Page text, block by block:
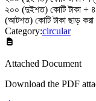
২০০ (দুইশত) কোটি টাকা +
(আটশত) কোটি টাকা ছাড় করা
Category:circular
Attached Document
Download the PDF